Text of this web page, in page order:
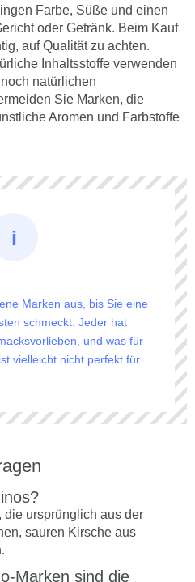
Farbe, Süße und einen
oder Getränk. Beim Kauf
auf Qualität zu achten.
Inhaltsstoffe verwenden
natürlichen
Sie Marken, die
Aromen und Farbstoffe
Marken aus, bis Sie eine
schmeckt. Jeder hat
und was für
vielleicht nicht perfekt für
ursprünglich aus der
sauren Kirsche aus
Marken sind die